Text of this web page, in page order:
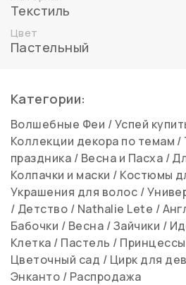
Текстиль
Цвет
Пастельный
Категории:
Волшебные Феи /Успей
Коллекции декора по темам /
праздника / Весна и Пасха /
Колпачки и маски / Костюмы
Украшения для волос /
/ Детство / Nathalie Lete /
Бабочки / Весна /Зайчики /
Клетка / Пастель /
Цветочный сад / Цирк для
Энканто / Распродажа